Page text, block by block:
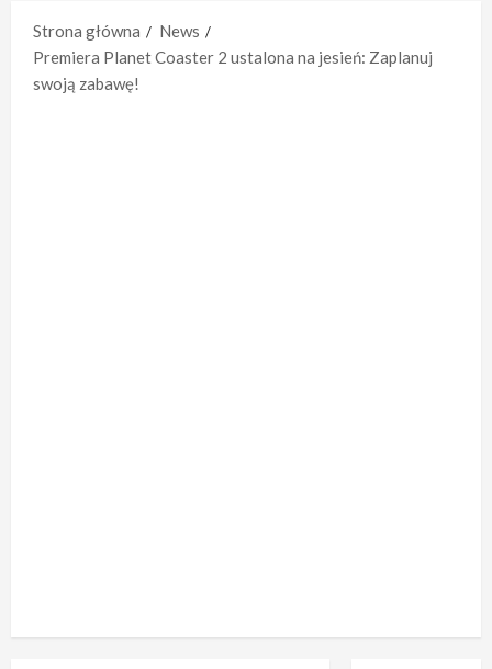
Strona główna
News
Premiera Planet Coaster 2 ustalona na jesień: Zaplanuj
swoją zabawę!